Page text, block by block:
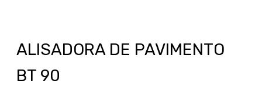
ALISADORA DE PAVIMENTO
BT 90